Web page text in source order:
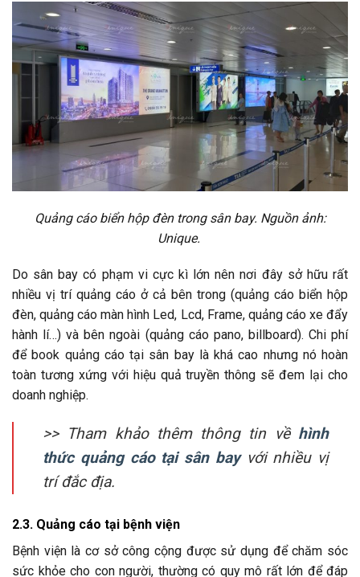
Quảng cáo biển hộp đèn trong sân bay. Nguồn ảnh:
Unique.
Do sân bay có phạm vi cực kì lớn nên nơi đây sở hữu rất
nhiều vị trí quảng cáo ở cả bên trong (quảng cáo biển hộp
đèn, quảng cáo màn hình Led, Lcd, Frame, quảng cáo xe đẩy
hành lí…) và bên ngoài (quảng cáo pano, billboard). Chi phí
để book quảng cáo tại sân bay là khá cao nhưng nó hoàn
toàn tương xứng với hiệu quả truyền thông sẽ đem lại cho
doanh nghiệp.
>> Tham khảo thêm thông tin về hình
thức quảng cáo tại sân bayvới nhiều vị
trí đắc địa.
2.3. Quảng cáo tại bệnh viện
Bệnh viện là cơ sở công cộng được sử dụng để chăm sóc
sức khỏe cho con người, thường có quy mô rất lớn để đáp